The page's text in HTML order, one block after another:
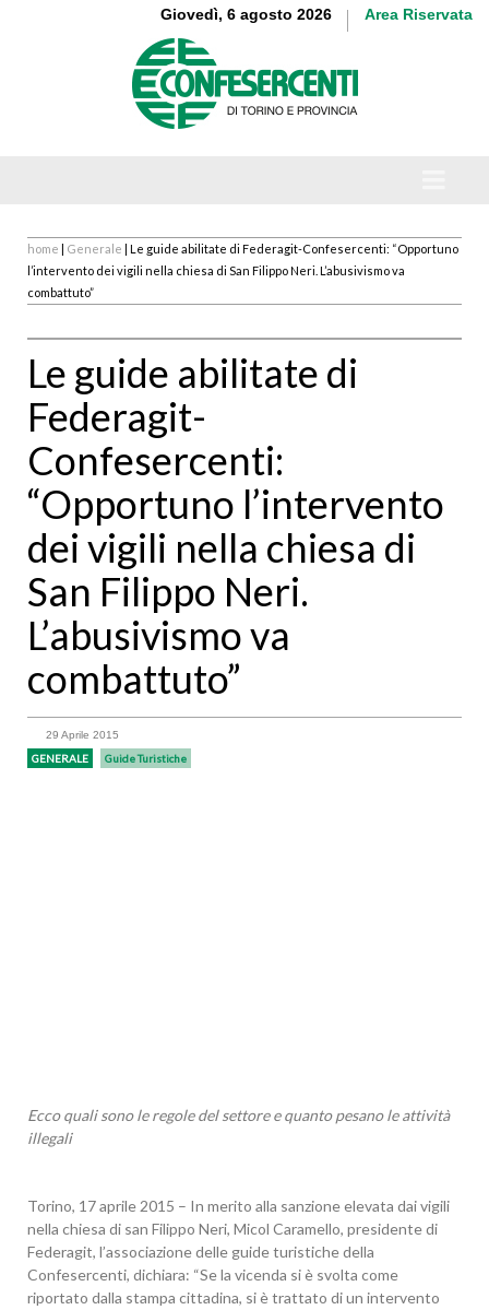
Giovedì, 6 agosto 2026 Area Riservata
home | Generale | Le guide abilitate di Federagit-Confesercenti: “Opportuno
l’intervento dei vigili nella chiesa di San Filippo Neri. L’abusivismo va
combattuto”
Le guide abilitate di
Federagit-
Confesercenti:
“Opportuno l’intervento
dei vigili nella chiesa di
San Filippo Neri.
L’abusivismo va
combattuto”
29 Aprile 2015
GENERALE Guide Turistiche
Ecco quali sono le regole del settore e quanto pesano le attività
illegali
Torino, 17 aprile 2015 – In merito alla sanzione elevata dai vigili
nella chiesa di san Filippo Neri, Micol Caramello, presidente di
Federagit, l’associazione delle guide turistiche della
Confesercenti, dichiara: “Se la vicenda si è svolta come
riportato dalla stampa cittadina, si è trattato di un intervento